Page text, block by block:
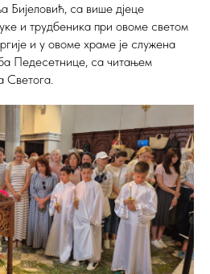
Бијеловић, са више дјеце
и трудбеника при овоме светом
и у овоме храме је служена
Педесетнице, са читањем
Светога.